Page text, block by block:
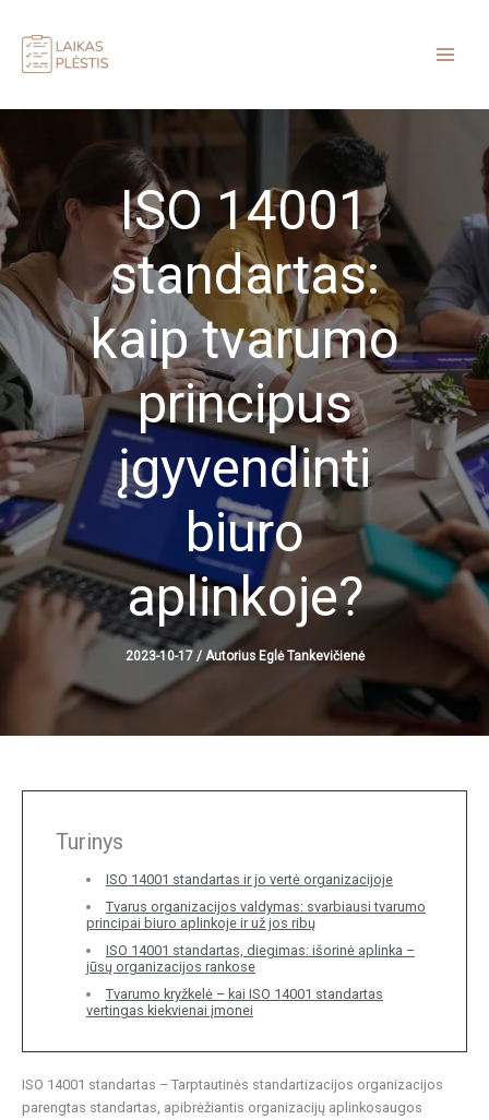
prie
turinio
ISO 14001
standartas:
kaip tvarumo
principus
įgyvendinti
biuro
aplinkoje?
2023-10-17 / Autorius Eglė Tankevičienė
Turinys
ISO 14001 standartas ir jo vertė organizacijoje
Tvarus organizacijos valdymas: svarbiausi tvarumo
principai biuro aplinkoje ir už jos ribų
ISO 14001 standartas, diegimas: išorinė aplinka –
jūsų organizacijos rankose
Tvarumo kryžkelė – kai ISO 14001 standartas
vertingas kiekvienai įmonei
ISO 14001 standartas – Tarptautinės standartizacijos organizacijos
parengtas standartas, apibrėžiantis organizacijų aplinkosaugos